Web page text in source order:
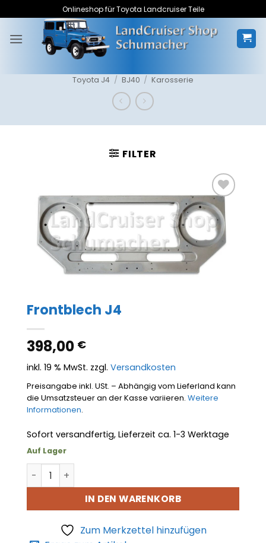
Inhalt
springen
Onlineshop für Toyota Landcruiser Teile
Toyota J4 / BJ40 / Karosserie
FILTER
Zum
Merkzettel
hinzufügen
Frontblech J4
398,00 €
inkl. 19 % MwSt. zzgl. Versandkosten
Preisangabe inkl. USt. – Abhängig vom Lieferland kann
die Umsatzsteuer an der Kasse variieren. Weitere
Informationen.
Sofort versandfertig, Lieferzeit ca. 1-3 Werktage
Auf Lager
Frontblech J4 Menge
IN DEN WARENKORB
Zum Merkzettel hinzufügen